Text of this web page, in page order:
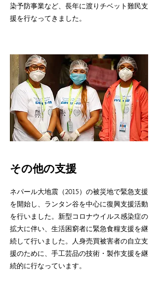
染予防事業など、長年に渡りチベット難民支
援を行なってきました。
その他の支援
ネパール大地震（2015）の被災地で緊急支援
を開始し、ランタン谷を中心に復興支援活動
を行いました。新型コロナウイルス感染症の
拡大に伴い、生活困窮者に緊急食糧支援を継
続して行いました。人身売買被害者の自立支
援のために、手工芸品の技術・製作支援を継
続的に行なっています。